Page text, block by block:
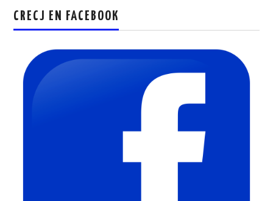
CRECJ EN FACEBOOK